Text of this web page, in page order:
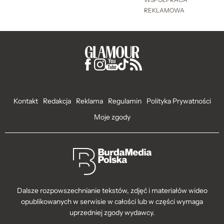
REKLAMOWA
Kontakt Redakcja Reklama Regulamin
Polityka Prywatności
Moje zgody
Dalsze rozpowszechnianie tekstów, zdjęć i materiałów wideo
opublikowanych w serwisie w całości lub w części wymaga
uprzedniej zgody wydawcy.